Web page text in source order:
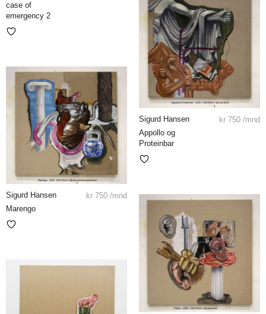
case of
emergency 2
Sigurd Hansen
Appollo og
Proteinbar
kr 750 /mnd
Sigurd Hansen
Marengo
kr 750 /mnd